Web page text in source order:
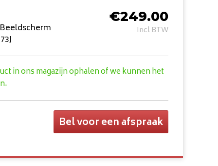
€249.00
Incl BTW
in ons magazijn ophalen of we kunnen het
Bel voor een afspraak